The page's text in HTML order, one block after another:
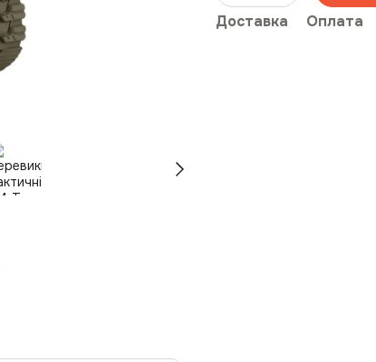
Доставка Оплата